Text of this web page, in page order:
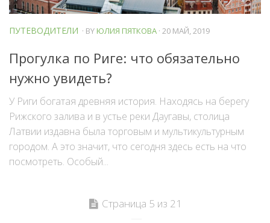
ПУТЕВОДИТЕЛИ · BY ЮЛИЯ ПЯТКОВА · 20 МАЙ, 2019
Прогулка по Риге: что обязательно
нужно увидеть?
У Риги богатая древняя история. Находясь на берегу
Рижского залива и в устье реки Даугавы, столица
Латвии издавна была торговым и мультикультурным
городом. А это значит, что сегодня здесь есть на что
посмотреть. Особый...
Страница 5 из 21